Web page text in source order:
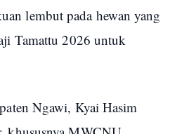
lembut pada hewan yang
Tamattu 2026 untuk
Ngawi, Kyai Hasim